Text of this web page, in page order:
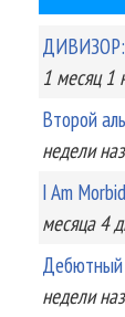
ДИВИЗОР:
1 месяц 1
Второй
недели
I Am
месяца 4
Дебютный
недели